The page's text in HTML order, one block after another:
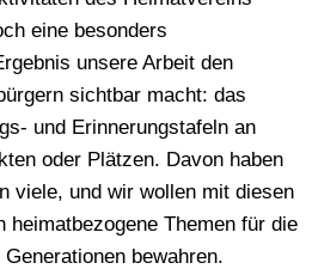
eine besonders
unsere Arbeit den
sichtbar macht: das
und Erinnerungstafeln an
oder Plätzen. Davon haben
viele, und wir wollen mit diesen
heimatbezogene Themen für die
bewahren.